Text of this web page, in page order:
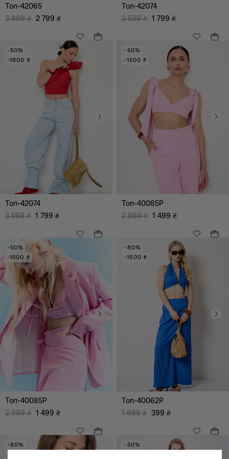
XS
XL
XXXL
Топ-42065
3 999 ₴ 2 799 ₴
Топ-42074
3 599 ₴ 1 799 ₴
-50%
-1800 ₴
Топ-42074
3 599 ₴ 1 799 ₴
-50%
-1500 ₴
Топ-40085P
2 999 ₴ 1 499 ₴
-50%
-1500 ₴
Топ-40085P
2 999 ₴ 1 499 ₴
-80%
-1600 ₴
Топ-40062P
1 999 ₴ 399 ₴
-80%
-1600 ₴
-50%